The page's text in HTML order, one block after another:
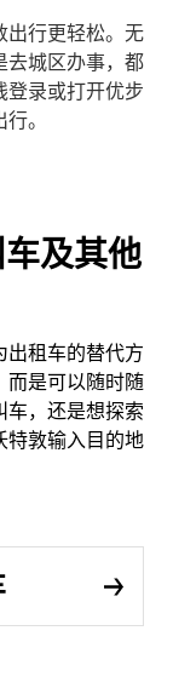
出行更轻松。无
去城区办事，都
登录或打开优步
。
及其他
出租车的替代方
而是可以随时随
车，还是想探索
特敦输入目的地